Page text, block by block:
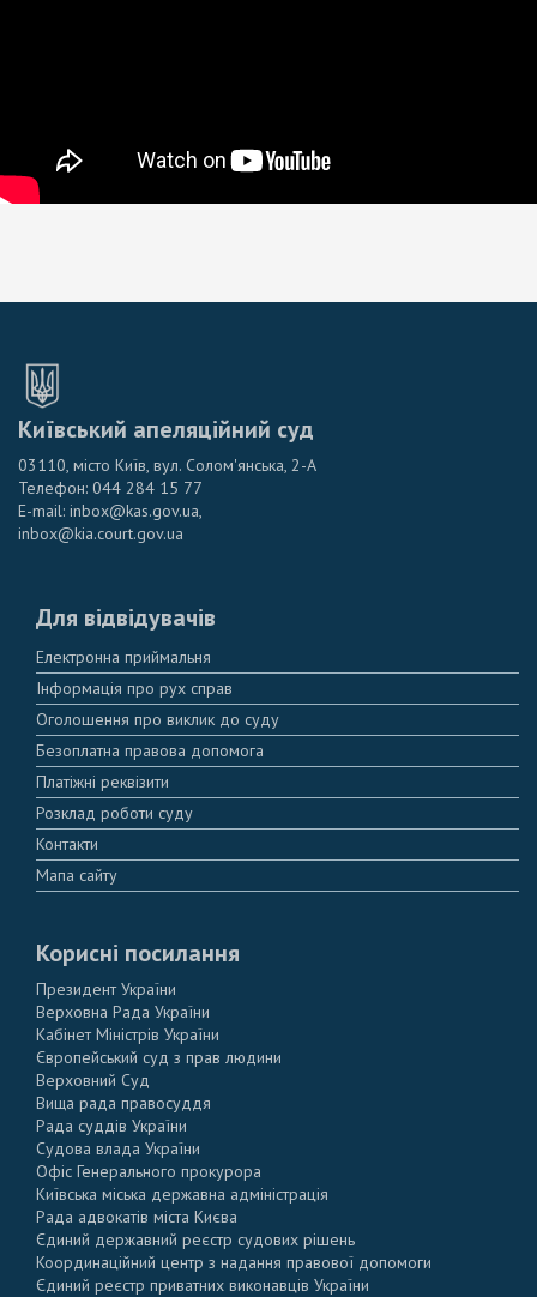
Київський апеляційний суд
03110, місто Київ, вул. Солом'янська, 2-А
Телефон: 044 284 15 77
E-mail: inbox@kas.gov.ua,
inbox@kia.court.gov.ua
Для відвідувачів
Електронна приймальня
Інформація про рух справ
Оголошення про виклик до суду
Безоплатна правова допомога
Платіжні реквізити
Розклад роботи суду
Контакти
Мапа сайту
Корисні посилання
Президент України
Верховна Рада України
Кабінет Міністрів України
Європейський суд з прав людини
Верховний Суд
Вища рада правосуддя
Рада суддів України
Судова влада України
Офіс Генерального прокурора
Київська міська державна адміністрація
Рада адвокатів міста Києва
Єдиний державний реєстр судових рішень
Координаційний центр з надання правової допомоги
Єдиний реєстр приватних виконавців України